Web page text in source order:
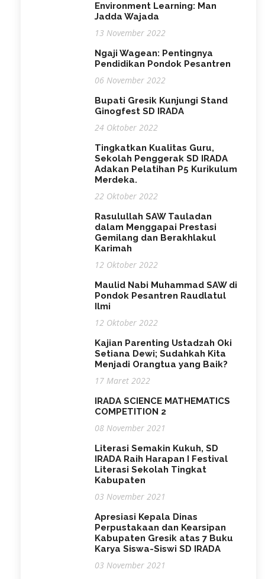
Environment Learning: Man
Jadda Wajada
13 November 2022
Ngaji Wagean: Pentingnya
Pendidikan Pondok Pesantren
06 November 2022
Bupati Gresik Kunjungi Stand
Ginogfest SD IRADA
24 Oktober 2022
Tingkatkan Kualitas Guru,
Sekolah Penggerak SD IRADA
Adakan Pelatihan P5 Kurikulum
Merdeka.
22 Oktober 2022
Rasulullah SAW Tauladan
dalam Menggapai Prestasi
Gemilang dan Berakhlakul
Karimah
12 Oktober 2022
Maulid Nabi Muhammad SAW di
Pondok Pesantren Raudlatul
Ilmi
12 Oktober 2022
Kajian Parenting Ustadzah Oki
Setiana Dewi; Sudahkah Kita
Menjadi Orangtua yang Baik?
17 Maret 2022
IRADA SCIENCE MATHEMATICS
COMPETITION 2
08 November 2021
Literasi Semakin Kukuh, SD
IRADA Raih Harapan I Festival
Literasi Sekolah Tingkat
Kabupaten
03 November 2021
Apresiasi Kepala Dinas
Perpustakaan dan Kearsipan
Kabupaten Gresik atas 7 Buku
Karya Siswa-Siswi SD IRADA
03 November 2021